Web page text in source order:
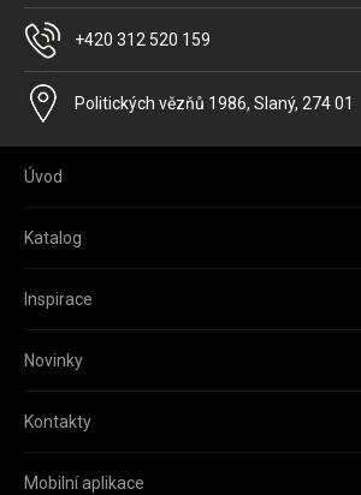
Telefon
+420 312 520 159
Adresa
Politických vězňů 1986, Slaný, 274 01
Úvod
Katalog
Inspirace
Novinky
Kontakty
Mobilní aplikace